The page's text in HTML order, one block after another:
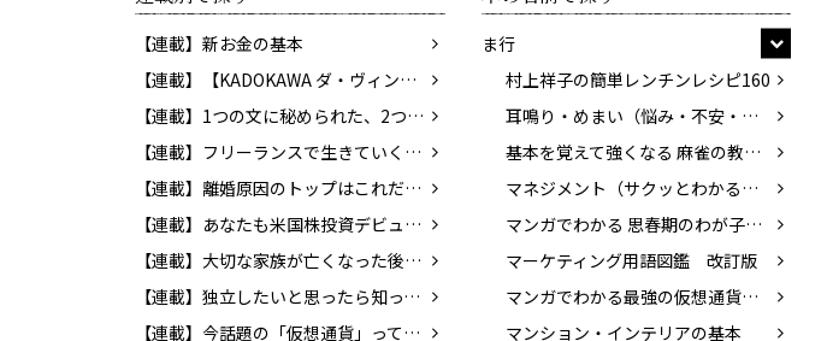
【連載】新お金の基本
【連載】【KADOKAWA ダ・ヴィンチWeb】レビューコーナー
【連載】1つの文に秘められた、2つの意味。あなたはわかりますか？
【連載】フリーランスで生きていくために知っておきたいお金のこと
【連載】離婚原因のトップはこれだ！ 決断の前に考えておきたい問題とは？
【連載】あなたも米国株投資デビュー！ 貯蓄から投資の時代へ
【連載】大切な家族が亡くなった後の手続き
【連載】独立したいと思ったら知っておこう！ 個人事業の始め方
【連載】今話題の「仮想通貨」ってどんなもの？ 知っておきたいマネーの新常識
ま行
村上祥子の簡単レンチンレシピ160
耳鳴り・めまい（悩み・不安・困った！を専門医がスッキリ解決）
基本を覚えて強くなる 麻雀の教科書
マネジメント（サクッとわかるビジネス教養）
マンガでわかる 思春期のわが子と話したい性のこと
マーケティング用語図鑑 改訂版
マンガでわかる最強の仮想通貨入門
マンション・インテリアの基本